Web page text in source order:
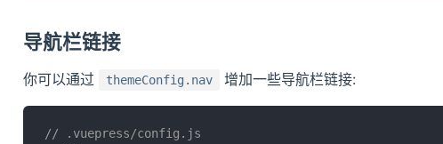
导航栏链接
你可以通过 themeConfig.nav 增加一些导航栏链接:
// .vuepress/config.js